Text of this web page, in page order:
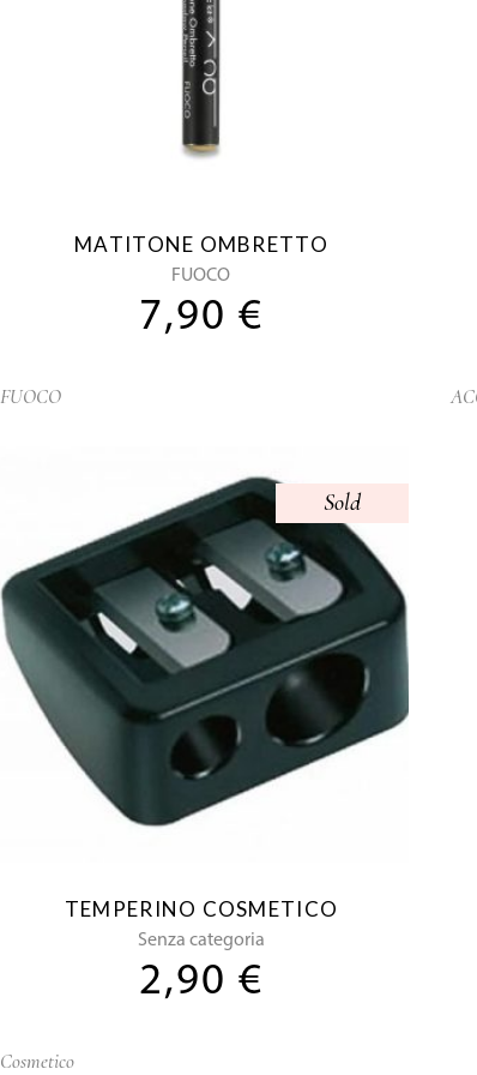
MATITONE OMBRETTO
FUOCO
7,90 €
FUOCO
Sold
TEMPERINO COSMETICO
Senza categoria
2,90 €
Cosmetico